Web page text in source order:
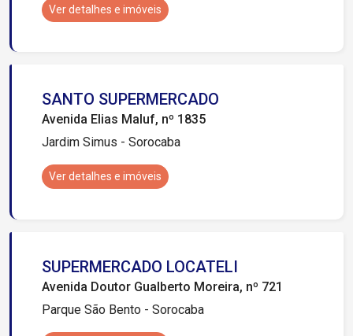
Ver detalhes e imóveis
SANTO SUPERMERCADO
Avenida Elias Maluf, nº 1835
Jardim Simus - Sorocaba
Ver detalhes e imóveis
SUPERMERCADO LOCATELI
Avenida Doutor Gualberto Moreira, nº 721
Parque São Bento - Sorocaba